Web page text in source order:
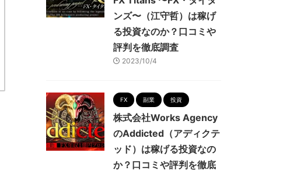
ンズ〜（江守哲）は稼げ
る投資なのか？口コミや
評判を徹底調査
2023/10/4
FX 副業 投資
株式会社Works Agency
のAddicted（アディクテ
ッド）は稼げる投資なの
か？口コミや評判を徹底